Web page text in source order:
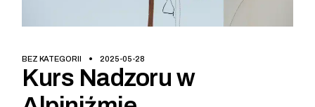
BEZ KATEGORII 2025-05-28
Kurs Nadzoru w